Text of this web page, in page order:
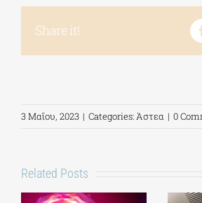
Share it!
3 Μαΐου, 2023 | Categories:Άστεα | 0
Related Posts